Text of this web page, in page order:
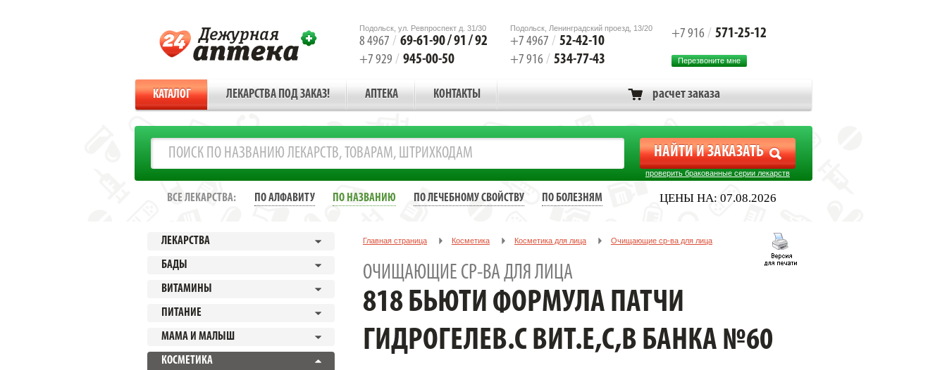
Подольск, ул. Ревпроспект д. 31/30
8 4967 / 69-61-90 / 91 / 92
+7 929 / 945-00-50
Подольск, Ленинградский проезд, 13/20
+7 4967 / 52-42-10
+7 916 / 534-77-43
+7 916 / 571-25-12
Перезвоните мне
КАТАЛОГ ЛЕКАРСТВА ПОД ЗАКАЗ! АПТЕКА КОНТАКТЫ расчет заказа
проверить бракованные серии лекарств
ЦЕНЫ НА: 07.08.2026
ВСЕ ЛЕКАРСТВА: ПО АЛФАВИТУ ПО НАЗВАНИЮ ПО ЛЕЧЕБНОМУ СВОЙСТВУ ПО БОЛЕЗНЯМ
ЛЕКАРСТВА
БАДЫ
ВИТАМИНЫ
ПИТАНИЕ
МАМА И МАЛЫШ
КОСМЕТИКА
Главная страница Косметика Косметика для лица Очищающие ср-ва для лица
ОЧИЩАЮЩИЕ СР-ВА ДЛЯ ЛИЦА
818 БЬЮТИ ФОРМУЛА ПАТЧИ
ГИДРОГЕЛЕВ.С ВИТ.Е,С,В БАНКА №60